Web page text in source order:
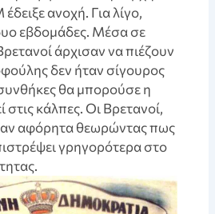
ανοχή. Για λίγο,
εβδομάδες. Μέσα σε
άρχισαν να πιέζουν
δεν ήταν σίγουρος
θα μπορούσε η
κάλπες. Οι Βρετανοί,
αφόρητα θεωρώντας πως
γρηγορότερα στο